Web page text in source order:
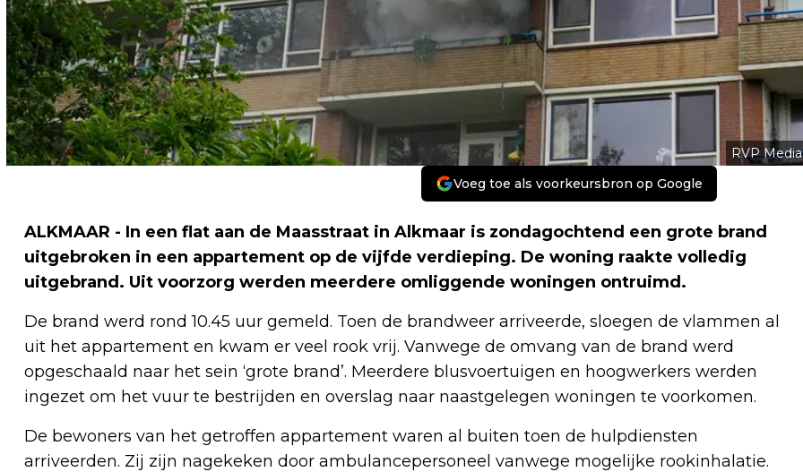
RVP Media
Voeg toe als voorkeursbron op Google
ALKMAAR - In een flat aan de Maasstraat in Alkmaar is zondagochtend een grote brand
uitgebroken in een appartement op de vijfde verdieping. De woning raakte volledig
uitgebrand. Uit voorzorg werden meerdere omliggende woningen ontruimd.
De brand werd rond 10.45 uur gemeld. Toen de brandweer arriveerde, sloegen de vlammen al
uit het appartement en kwam er veel rook vrij. Vanwege de omvang van de brand werd
opgeschaald naar het sein ‘grote brand’. Meerdere blusvoertuigen en hoogwerkers werden
ingezet om het vuur te bestrijden en overslag naar naastgelegen woningen te voorkomen.
De bewoners van het getroffen appartement waren al buiten toen de hulpdiensten
arriveerden. Zij zijn nagekeken door ambulancepersoneel vanwege mogelijke rookinhalatie.